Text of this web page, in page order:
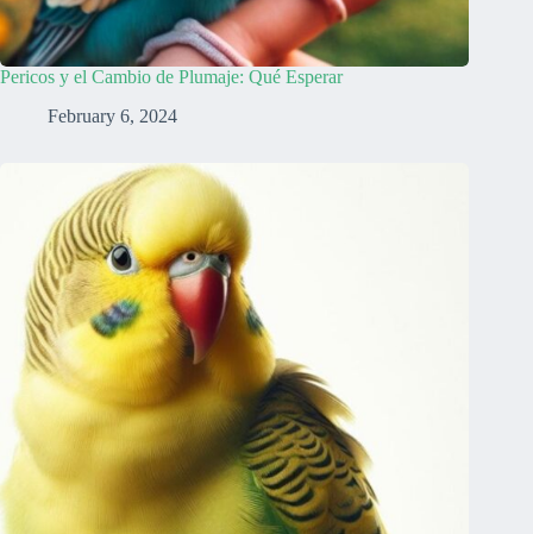
Pericos y el Cambio de Plumaje: Qué Esperar
February 6, 2024